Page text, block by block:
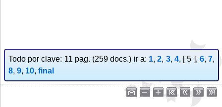
Todo por clave: 11 pag. (259 docs.) ir a: 1,2, 3, 4, [ 5 ], 6,7,
8, 9, 10, final